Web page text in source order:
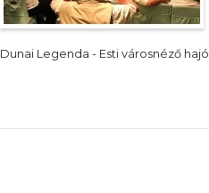
Dunai Legenda - Esti városnéző hajó